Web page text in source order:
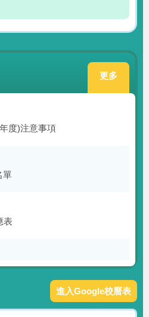
更多
度)注意事項
單
表
40載，非遺共同譜新章
進入Google校曆表